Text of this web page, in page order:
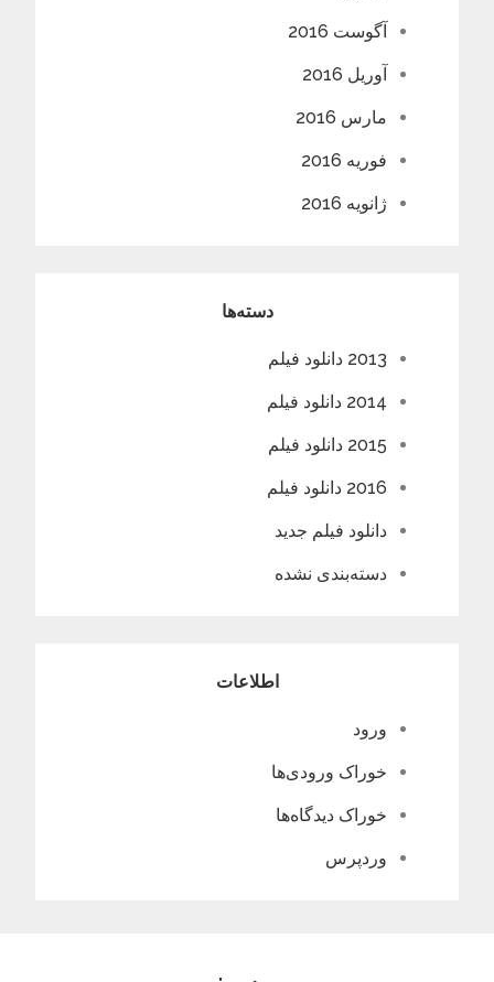
آگوست 2016
آوریل 2016
مارس 2016
فوریه 2016
ژانویه 2016
دسته‌ها
2013 دانلود فیلم
2014 دانلود فیلم
2015 دانلود فیلم
2016 دانلود فیلم
دانلود فیلم جدید
دسته‌بندی نشده
اطلاعات
ورود
خوراک ورودی‌ها
خوراک دیدگاه‌ها
وردپرس